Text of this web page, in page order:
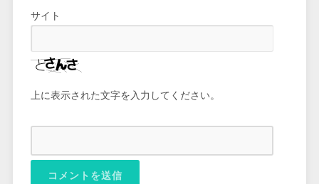
サイト
上に表示された文字を入力してください。